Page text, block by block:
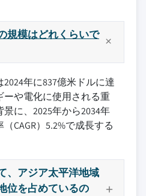
規模はどれくらいで
年に837億米ドルに達
ーや電化に使用される重
に、2025年から2034年
CAGR）5.2%で成長する
、アジア太平洋地域
位を占めているの